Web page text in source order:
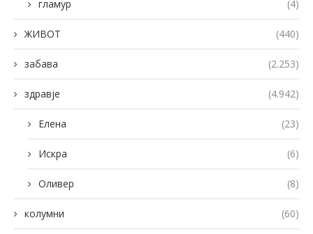
гламур (4)
ЖИВОТ (440)
забава (2.253)
здравје (4.942)
Елена (23)
Искра (6)
Оливер (8)
колумни (60)